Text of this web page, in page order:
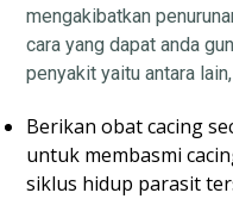
mengakibatkan
cara yang dapat anda
penyakit yaitu antara lain,
Berikan obat cacing
untuk membasmi
siklus hidup parasit